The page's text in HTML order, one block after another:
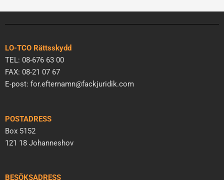
LO-TCO Rättsskydd
TEL: 08-676 63 00
FAX: 08-21 07 67
E-post: for.efternamn@fackjuridik.com
POSTADRESS
Box 5152
121 18 Johanneshov
BESÖKSADRESS